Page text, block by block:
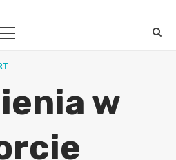
PRIMARY
w